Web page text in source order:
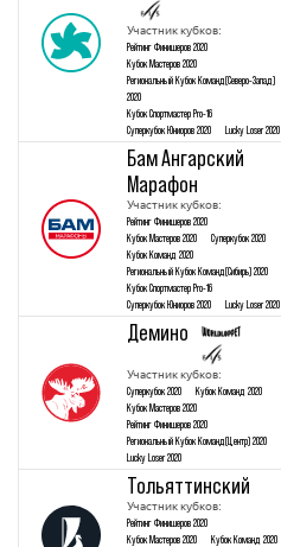
Участник кубков:
Рейтинг Финишеров 2020
Кубок Mастеров 2020
Региональный Кубок Команд(Северо-Запад)
2020
Кубок Спортмастер Pro-16
Суперкубок Юниоров 2020
Lucky Loser 2020
Бам Ангарский
Марафон
Участник кубков:
Рейтинг Финишеров 2020
Кубок Mастеров 2020
Суперкубок 2020
Кубок Команд 2020
Региональный Кубок Команд(Сибирь) 2020
Кубок Спортмастер Pro-16
Суперкубок Юниоров 2020
Lucky Loser 2020
Демино
Участник кубков:
Суперкубок 2020
Кубок Команд 2020
Кубок Mастеров 2020
Рейтинг Финишеров 2020
Региональный Кубок Команд(Центр) 2020
Lucky Loser 2020
Тольяттинский
Участник кубков:
Рейтинг Финишеров 2020
Кубок Mастеров 2020
Кубок Команд 2020